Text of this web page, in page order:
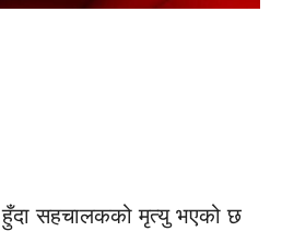
हुँदा सहचालकको मृत्यु भएको छ